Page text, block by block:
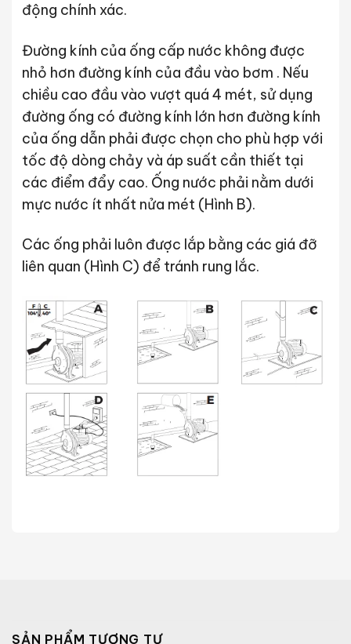
động chính xác.
Đường kính của ống cấp nước không được
nhỏ hơn đường kính của đầu vào bơm . Nếu
chiều cao đầu vào vượt quá 4 mét, sử dụng
đường ống có đường kính lớn hơn đường kính
của ống dẫn phải được chọn cho phù hợp với
tốc độ dòng chảy và áp suất cần thiết tại
các điểm đẩy cao. Ống nước phải nằm dưới
mực nước ít nhất nửa mét (Hình B).
Các ống phải luôn được lắp bằng các giá đỡ
liên quan (Hình C) để tránh rung lắc.
SẢN PHẨM TƯƠNG TỰ